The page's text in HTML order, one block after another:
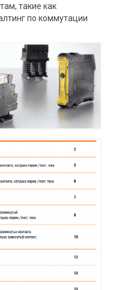
такие как
по коммутации